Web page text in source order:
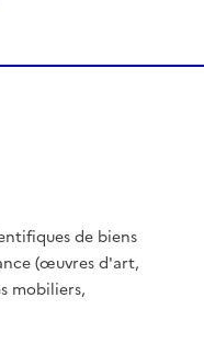
de biens
(œuvres d'art,
mobiliers,